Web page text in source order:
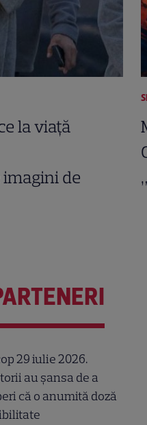
la viață
imagini de
29 iulie 2026.
au șansa de a
că o anumită doză